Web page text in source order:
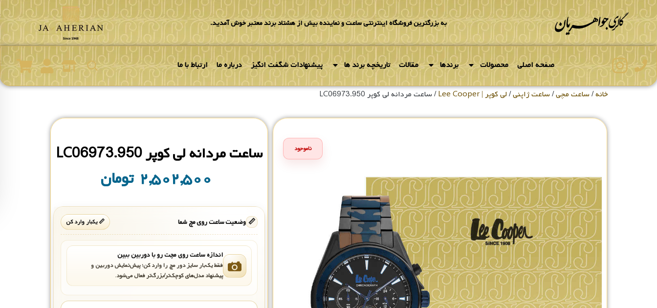
به بزرگترین فروشگاه اینترنتی ساعت و نماینده بیش از هشتاد برند معتبر خوش آمدید.
صفحه اصلی محصولات برندها مقالات تاریخچه برند ها پیشنهادات شگفت انگیز درباره ما ارتباط با ما
خانه/ساعت مچی/ساعت ژاپنی/لی کوپر | Lee Cooper / ساعت مردانه لی کوپر LC06973.950
ناموجود ساعت مردانه لی کوپر LC06973.950
۲,۵۰۲,۵۰۰ تومان
📏 وضعیت ساعت روی مچ شما 📏 یکبار وارد کن
اندازه ساعت روی مچت رو با دوربین ببین
فقط یک‌بار سایز دور مچ را وارد کن؛ پیش‌نمایش دوربین و
پیشنهاد مدل‌های کوچک‌تر/بزرگ‌تر فعال می‌شود.